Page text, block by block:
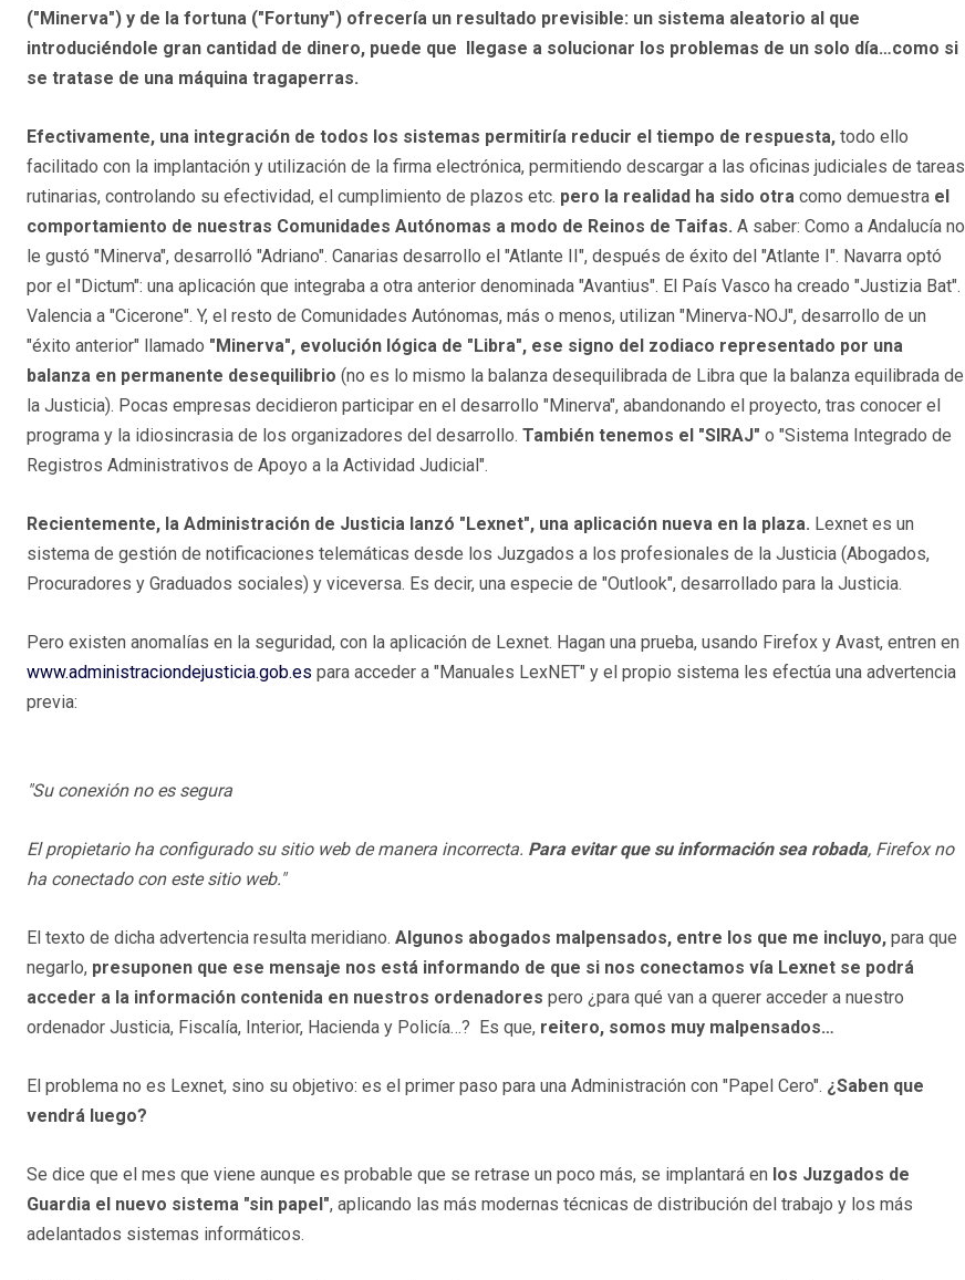
("Minerva") y de la fortuna ("Fortuny") ofrecería un resultado previsible: un sistema aleatorio al que
introduciéndole gran cantidad de dinero, puede que llegase a solucionar los problemas de un solo día…como si
se tratase de una máquina tragaperras.
Efectivamente, una integración de todos los sistemas permitiría reducir el tiempo de respuesta, todo ello
facilitado con la implantación y utilización de la firma electrónica, permitiendo descargar a las oficinas judiciales de tareas
rutinarias, controlando su efectividad, el cumplimiento de plazos etc. pero la realidad ha sido otra como demuestra el
comportamiento de nuestras Comunidades Autónomas a modo de Reinos de Taifas. A saber: Como a Andalucía no
le gustó "Minerva", desarrolló "Adriano". Canarias desarrollo el "Atlante II", después de éxito del "Atlante I". Navarra optó
por el "Dictum": una aplicación que integraba a otra anterior denominada "Avantius". El País Vasco ha creado "Justizia Bat".
Valencia a "Cicerone". Y, el resto de Comunidades Autónomas, más o menos, utilizan "Minerva-NOJ", desarrollo de un
"éxito anterior" llamado "Minerva", evolución lógica de "Libra", ese signo del zodiaco representado por una
balanza en permanente desequilibrio (no es lo mismo la balanza desequilibrada de Libra que la balanza equilibrada de
la Justicia). Pocas empresas decidieron participar en el desarrollo "Minerva", abandonando el proyecto, tras conocer el
programa y la idiosincrasia de los organizadores del desarrollo. También tenemos el "SIRAJ" o "Sistema Integrado de
Registros Administrativos de Apoyo a la Actividad Judicial".
Recientemente, la Administración de Justicia lanzó "Lexnet", una aplicación nueva en la plaza. Lexnet es un
sistema de gestión de notificaciones telemáticas desde los Juzgados a los profesionales de la Justicia (Abogados,
Procuradores y Graduados sociales) y viceversa. Es decir, una especie de "Outlook", desarrollado para la Justicia.
Pero existen anomalías en la seguridad, con la aplicación de Lexnet. Hagan una prueba, usando Firefox y Avast, entren en
www.administraciondejusticia.gob.es para acceder a "Manuales LexNET" y el propio sistema les efectúa una advertencia
previa:
"Su conexión no es segura
El propietario ha configurado su sitio web de manera incorrecta. Para evitar que su información sea robada, Firefox no
ha conectado con este sitio web."
El texto de dicha advertencia resulta meridiano. Algunos abogados malpensados, entre los que me incluyo, para que
negarlo, presuponen que ese mensaje nos está informando de que si nos conectamos vía Lexnet se podrá
acceder a la información contenida en nuestros ordenadores pero ¿para qué van a querer acceder a nuestro
ordenador Justicia, Fiscalía, Interior, Hacienda y Policía…? Es que, reitero, somos muy malpensados…
El problema no es Lexnet, sino su objetivo: es el primer paso para una Administración con "Papel Cero". ¿Saben que
vendrá luego?
Se dice que el mes que viene aunque es probable que se retrase un poco más, se implantará en los Juzgados de
Guardia el nuevo sistema "sin papel", aplicando las más modernas técnicas de distribución del trabajo y los más
adelantados sistemas informáticos.